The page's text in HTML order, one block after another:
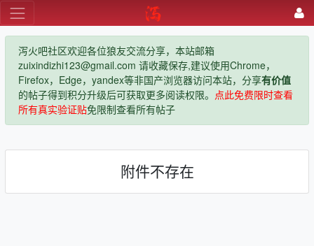
泻火吧社区欢迎各位狼友交流分享，本站邮箱
zuixindizhi123@gmail.com 请收藏保存,建议使用Chrome，
Firefox，Edge，yandex等非国产浏览器访问本站，分享有价值
的帖子得到积分升级后可获取更多阅读权限。 点此免费限时查看
所有真实验证贴免限制查看所有帖子
附件不存在